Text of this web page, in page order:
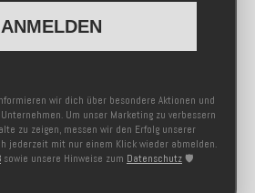
ANMELDEN
wir dich über besondere Aktionen und
Um unser Marketing zu verbessern
zu zeigen, messen wir den Erfolg unserer
jederzeit mit nur einem Klick wieder abmelden.
sowie unsere Hinweise zum Datenschutz 🛡️